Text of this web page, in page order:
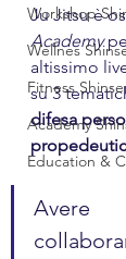
Workshop
Wellnes
Fitness
Academy
Education &
Ju Jitsu è
Academy
altissimo
su 3
difesa
Avere